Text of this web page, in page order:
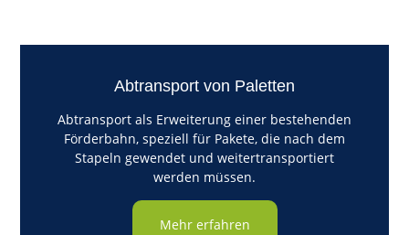
Abtransport von Paletten
Abtransport als Erweiterung einer bestehenden
Förderbahn, speziell für Pakete, die nach dem
Stapeln gewendet und weitertransportiert
werden müssen.
Mehr erfahren